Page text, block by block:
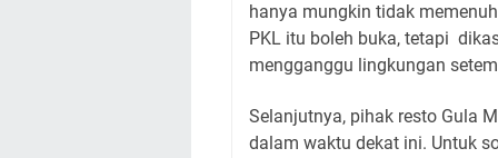
hanya mungkin tidak
PKL itu boleh buka, tetapi
mengganggu lingkungan
Selanjutnya, pihak resto Gula
dalam waktu dekat ini. Untuk